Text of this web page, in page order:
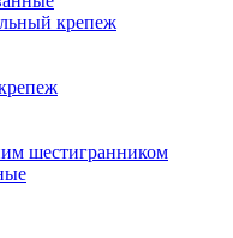
крепеж
шестигранником